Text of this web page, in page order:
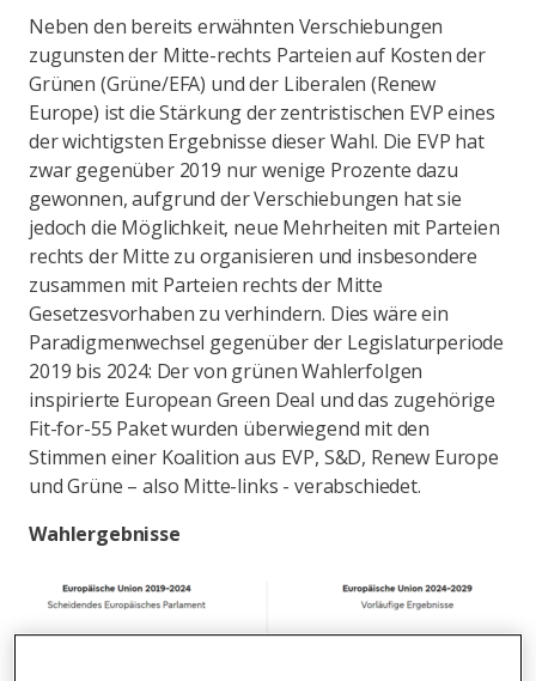
Neben den bereits erwähnten Verschiebungen
zugunsten der Mitte-rechts Parteien auf Kosten der
Grünen (Grüne/EFA) und der Liberalen (Renew
Europe) ist die Stärkung der zentristischen EVP eines
der wichtigsten Ergebnisse dieser Wahl. Die EVP hat
zwar gegenüber 2019 nur wenige Prozente dazu
gewonnen, aufgrund der Verschiebungen hat sie
jedoch die Möglichkeit, neue Mehrheiten mit Parteien
rechts der Mitte zu organisieren und insbesondere
zusammen mit Parteien rechts der Mitte
Gesetzesvorhaben zu verhindern. Dies wäre ein
Paradigmenwechsel gegenüber der Legislaturperiode
2019 bis 2024: Der von grünen Wahlerfolgen
inspirierte European Green Deal und das zugehörige
Fit-for-55 Paket wurden überwiegend mit den
Stimmen einer Koalition aus EVP, S&D, Renew Europe
und Grüne – also Mitte-links - verabschiedet.
Wahlergebnisse